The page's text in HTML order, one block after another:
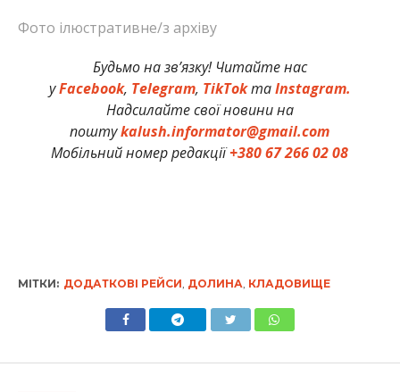
Фото ілюстративне/з архіву
Будьмо на зв’язку! Читайте нас
уFacebook, Telegram, TikTokтаInstagram.
Надсилайте свої новини на
поштуkalush.informator@gmail.com
Мобільний номер редакції+380 67 266 02 08
МІТКИ: ДОДАТКОВІ РЕЙСИ, ДОЛИНА, КЛАДОВИЩЕ